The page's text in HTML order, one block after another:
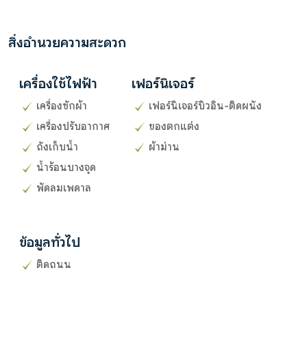
สิ่งอำนวยความสะดวก
เครื่องใช้ไฟฟ้า
เครื่องซักผ้า
เครื่องปรับอากาศ
ถังเก็บน้ำ
น้ำร้อนบางจุด
พัดลมเพดาล
เฟอร์นิเจอร์
เฟอร์นิเจอร์บิวอิน-ติดผนัง
ของตกแต่ง
ผ้าม่าน
ข้อมูลทั่วไป
ติดถนน